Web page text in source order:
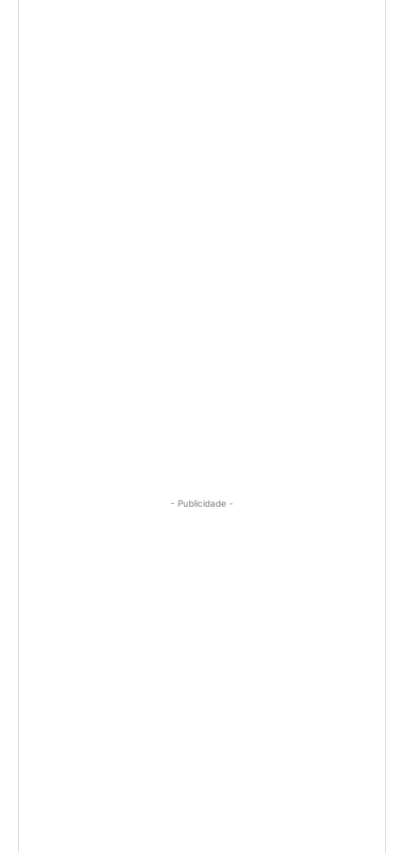
- Publicidade -